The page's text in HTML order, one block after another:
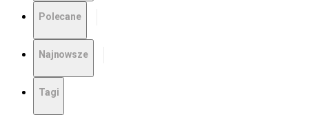
Polecane
Najnowsze
Tagi